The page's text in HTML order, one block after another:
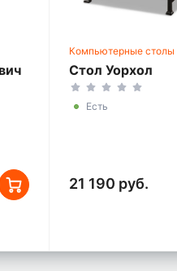
Компьютерные столы
Стол Уорхол
Есть
21 190 руб.